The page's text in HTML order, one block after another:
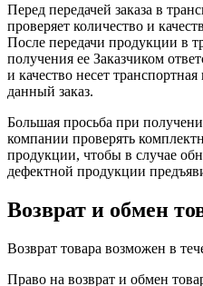
Перед передачей заказа в
проверяет количество и
После передачи продукции в
получения ее Заказчиком
и качество несет
данный заказ.
Большая просьба при
компании проверять
продукции, чтобы в случае
дефектной продукции
Возврат и обмен
Возврат товара возможен в
Право на возврат и обмен